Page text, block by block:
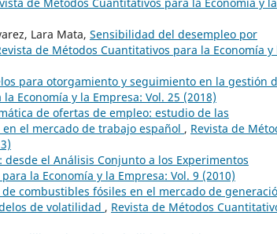
Lara Mata, Sensibilidad del desempleo por
de Métodos Cuantitativos para la Economía y
para otorgamiento y seguimiento en la gestión
Economía y la Empresa: Vol. 25 (2018)
de ofertas de empleo: estudio de las
el mercado de trabajo español , Revista de
el Análisis Conjunto a los Experimentos
la Economía y la Empresa: Vol. 9 (2010)
combustibles fósiles en el mercado de
de volatilidad , Revista de Métodos